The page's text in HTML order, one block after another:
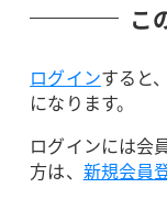
こ
ログインすると
になります。
ログインには会
方は、 新規会員